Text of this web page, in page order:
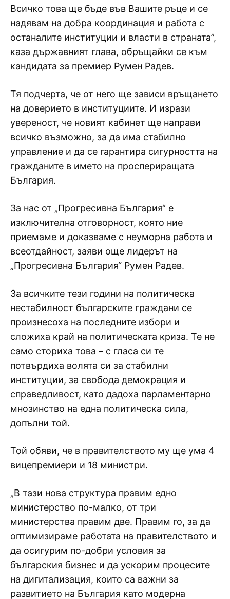
Всичко това ще бъде във Вашите ръце и се
надявам на добра координация и работа с
останалите институции и власти в страната”,
каза държавният глава, обръщайки се към
кандидата за премиер Румен Радев.
Тя подчерта, че от него ще зависи връщането
на доверието в институциите. И изрази
увереност, че новият кабинет ще направи
всичко възможно, за да има стабилно
управление и да се гарантира сигурността на
гражданите в името на проспериращата
България.
За нас от „Прогресивна България“ е
изключителна отговорност, която ние
приемаме и доказваме с неуморна работа и
всеотдайност, заяви още лидерът на
„Прогресивна България“ Румен Радев.
За всичките тези години на политическа
нестабилност българските граждани се
произнесоха на последните избори и
сложиха край на политическата криза. Те не
само сториха това – с гласа си те
потвърдиха волята си за стабилни
институции, за свобода демокрация и
справедливост, като дадоха парламентарно
мнозинство на една политическа сила,
допълни той.
Той обяви, че в правителството му ще ума 4
вицепремиери и 18 министри.
„В тази нова структура правим едно
министерство по-малко, от три
министерства правим две. Правим го, за да
оптимизираме работата на правителството и
да осигурим по-добри условия за
българския бизнес и да ускорим процесите
на дигитализация, които са важни за
развитието на България като модерна